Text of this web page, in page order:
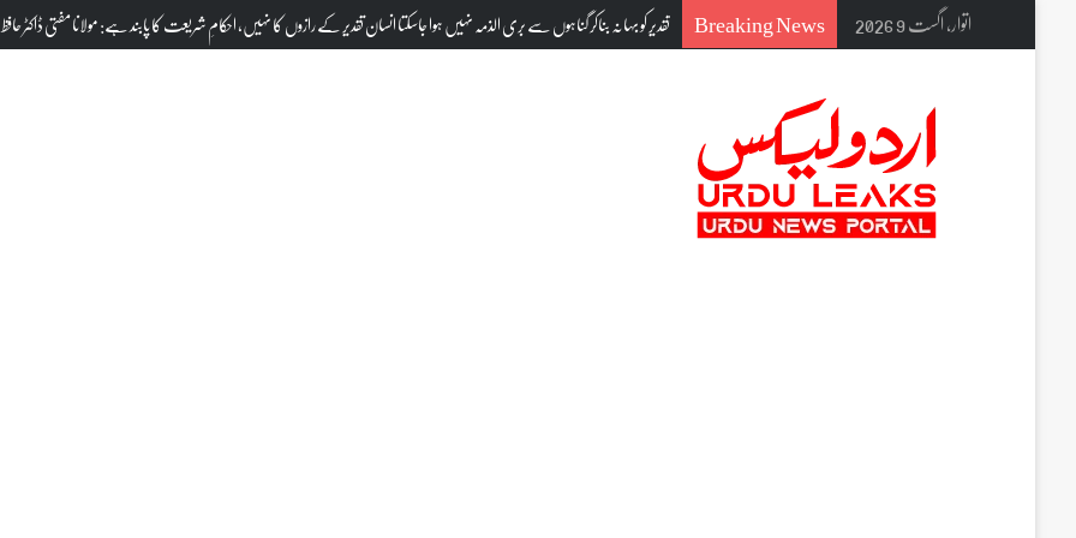
اتوار, اگست 9 2026 Breaking News کینیڈا میں ہندوستانی نژاد خاتون کے قتل کا معمہ حل، 7 ماہ بعد بوائے فرینڈ گرفتار